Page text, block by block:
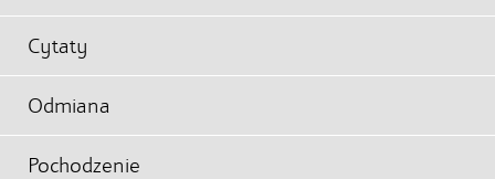
Cytaty
Odmiana
Pochodzenie